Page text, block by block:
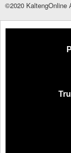
©2020 KaltengOnline